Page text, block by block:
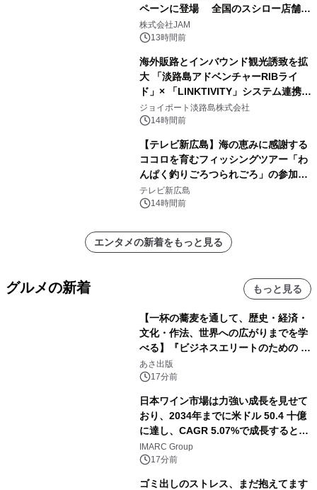
ペーンに登場 全国のスシロー店舗で
GR 4車種の FUNBOO(ミニカー)付き
メニューが展開されます
株式会社JAM
13時間前
海外販路とインバウンド観光誘致を拡
大 「淡路島アドベンチャーRIBライ
ド」× 「LINKTIVITY」システム連携を
開始！
ジョイポート淡路島株式会社
14時間前
【テレビ新広島】海の恵みに感謝する
ココロを育むフィッシングツアー「わ
んぱく釣りごろつられごろ」の参加小
学生を募集
テレビ新広島
14時間前
エンタメの新着をもっと見る
グルメの新着 もっと見る
【一杯の蕎麦を通して、歴史・経済・
文化・作法、世界への広がりまでを学
べる】『ビジネスエリートのための 教
養としての蕎麦』2026年8月25日
（火）発売
あさ出版
17分前
日本ワイン市場は力強い成長を見せて
おり、2034年までに米ドル 50.4 十億
に達し、CAGR 5.07%で成長すると予
測
IMARC Group
17分前
ゴミ出しのストレス、まだ抱えてます